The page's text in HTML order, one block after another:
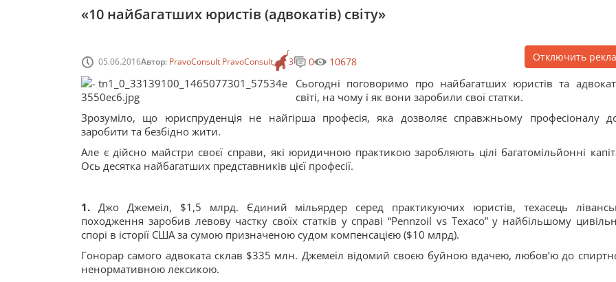
«10 найбагатших юристів (адвокатів) світу»
05.06.2016Автор: PravoConsult PravoConsult 3 0 10678 Отключить
Сьогодні поговоримо про найбагатших юристів та
світі, на чому і як вони заробили свої статки.
Зрозуміло, що юриспруденція не найгірша професія, яка дозволяє справжньому професіоналу
заробити та безбідно жити.
Але є дійсно майстри своєї справи, які юридичною практикою заробляють цілі багатомільйонні
Ось десятка найбагатших представників цієї професії.
1. Джо Джемеіл, $1,5 млрд. Єдиний мільярдер серед практикуючих юристів, техасець
походження заробив левову частку своїх статків у справі “Pennzoil vs Texaco” у найбільшому
спорі в історії США за сумою призначеною судом компенсацією ($10 млрд).
Гонорар самого адвоката склав $335 млн. Джемеіл відомий своєю буйною вдачею, любов’ю до
ненормативною лексикою.